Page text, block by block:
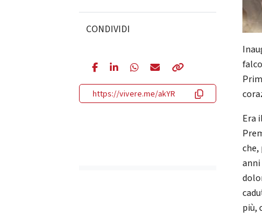
CONDIVIDI
https://vivere.me/akYR
Era
più,